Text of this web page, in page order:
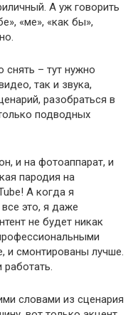
А уж говорить
«ме», «как бы»,
– тут нужно
так и звука,
разобраться в
подводных
и на фотоаппарат, и
пародия на
А когда я
это, я даже
не будет никак
и смонтированы лучше.
работать.
словами из сценария